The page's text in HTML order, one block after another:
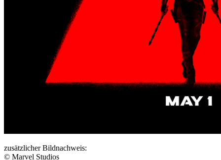
zusätzlicher Bildnachweis:
© Marvel Studios